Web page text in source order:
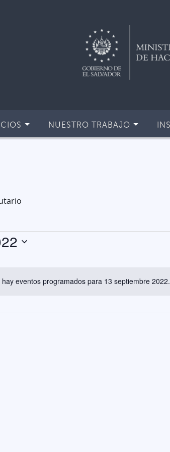
NUESTRO TRABAJO
Aviso
hay eventos programados para 13 septiembre